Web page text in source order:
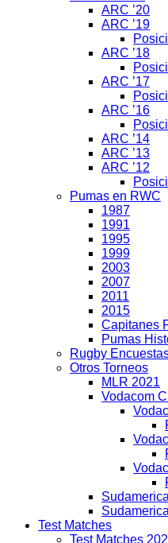
ARC ’20
ARC ’19
ARC ’18
ARC ’17
ARC ’16
ARC ’14
ARC ’13
ARC ’12
Pumas en RWC
1987
1991
1995
1999
2003
2007
2011
2015
Capitanes
Pumas
Rugby
Otros Torneos
MLR 2021
Vodacom
Test Matches
Test Matches